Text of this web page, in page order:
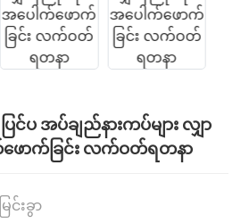
ြင်ပ အပ်ချည်နားကပ်များ လျှာ
ောက်ခြင်း လက်ဝတ်ရတနာ
မြင်းခွာ